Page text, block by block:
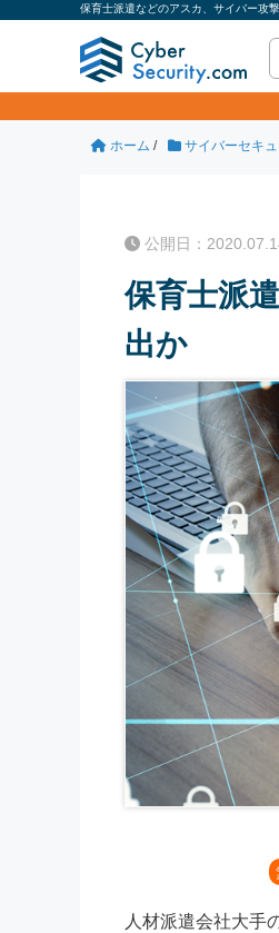
保育士派遣などのアスカ、サイバー攻
ホーム / サイバーセキ
公開日：
保育士派
出か
人材派遣会社大手